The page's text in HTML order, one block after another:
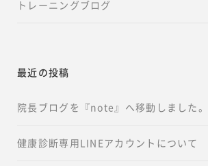
トレーニングブログ
最近の投稿
院長ブログを『note』へ移動しました。
健康診断専用LINEアカウントについて